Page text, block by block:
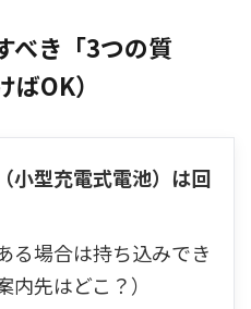
べき「3つの質
OK）
小型充電式電池）は回
る場合は持ち込みでき
先はどこ？）